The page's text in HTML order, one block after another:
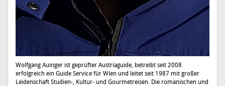
Wolfgang Auinger ist geprüfter Austriaguide, betreibt seit 2008
erfolgreich ein Guide Service für Wien und leitet seit 1987 mit großer
Leidenschaft Studien-, Kultur- und Gourmetreisen. Die romanischen und